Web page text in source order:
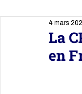
La
en
4 mars